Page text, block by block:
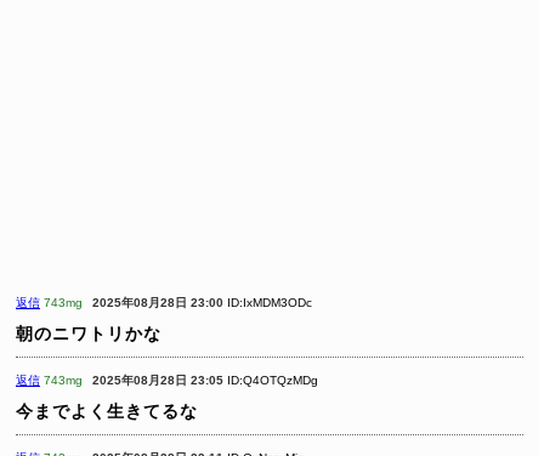
返信 743mg 2025年08月28日 23:00 ID:IxMDM3ODc
朝のニワトリかな
返信 743mg 2025年08月28日 23:05 ID:Q4OTQzMDg
今までよく生きてるな